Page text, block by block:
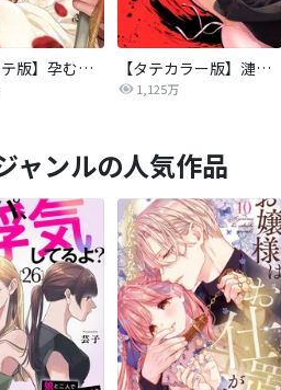
【白黒タテ版】孕むまで乱れいけ～身代わり花嫁と軍服の猛愛 【タテカラー版】漣蒼士に処女を捧ぐ～さあ、じっくり愛でましょうか
1,125万
ャンルの人気作品